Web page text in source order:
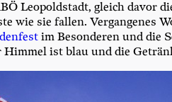
Leo­pold­stadt, gleich davor
wie sie fal­len. Ver­gan­ge­nes
im Beson­de­ren und die
ist blau und die